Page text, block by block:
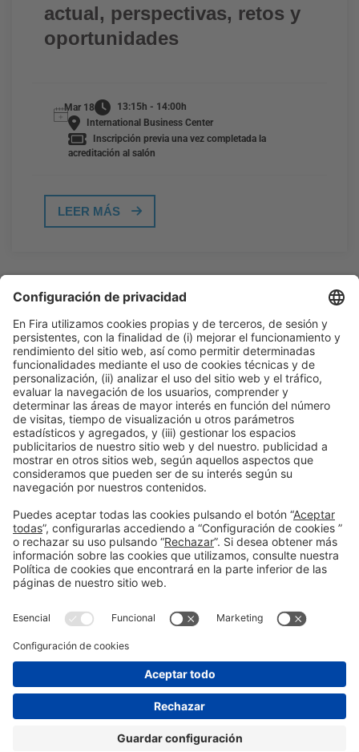
actual, perspectivas, retos y
oportunidades
Mar 18
13:15h - 14:00h
International Business Center
Inscripción previa una vez completada la
acreditación al salón
LEER MÁS
Información general
Aviso legal
Política de privacidad
Política de cookies
#PISCINABARCELONA
en las redes sociales
© 2024 Fira de Barcelona
Instagram?